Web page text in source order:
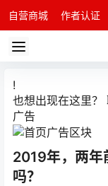
自营商城 作者认证
!
也想出现在这里？
广告
2019年，两
吗？